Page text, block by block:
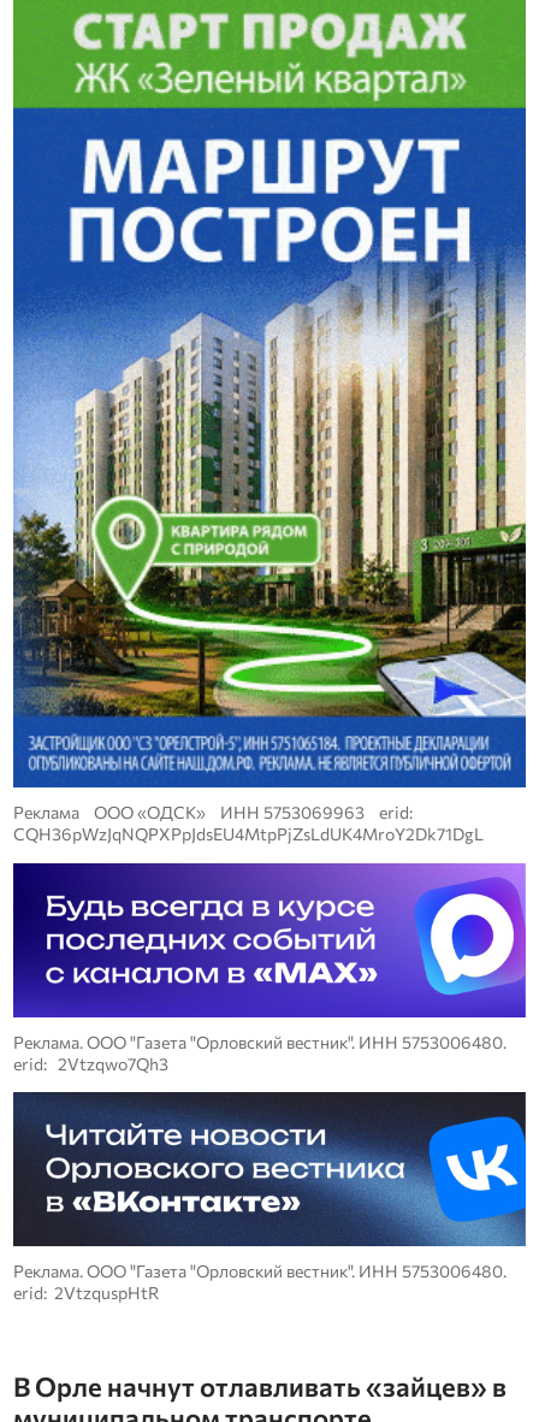
Реклама ООО «ОДСК» ИНН 5753069963 erid:
CQH36pWzJqNQPXPpJdsEU4MtpPjZsLdUK4MroY2Dk71DgL
Реклама. ООО "Газета "Орловский вестник". ИНН 5753006480.
erid: 2Vtzqwo7Qh3
Реклама. ООО "Газета "Орловский вестник". ИНН 5753006480.
erid: 2VtzquspHtR
В Орле начнут отлавливать «зайцев» в